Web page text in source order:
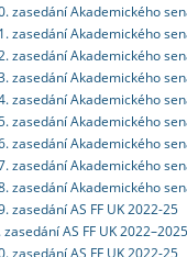
zasedání Akademického
zasedání Akademického
zasedání Akademického
zasedání Akademického
zasedání Akademického
zasedání Akademického
zasedání Akademického
zasedání Akademického
zasedání Akademického
zasedání AS FF UK 2022-25
AS FF UK 2022–2025
zasedání AS FF UK 2022-25